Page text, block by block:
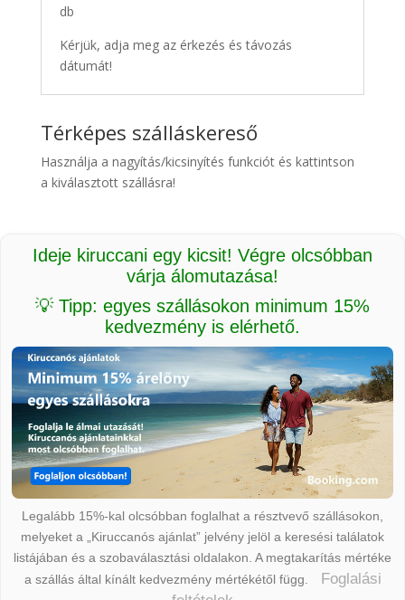
db
Kérjük, adja meg az érkezés és távozás
dátumát!
Térképes szálláskereső
Használja a nagyítás/kicsinyítés funkciót és kattintson
a kiválasztott szállásra!
Ideje kiruccani egy kicsit! Végre olcsóbban
várja álomutazása!
💡 Tipp: egyes szállásokon minimum 15%
kedvezmény is elérhető.
Legalább 15%-kal olcsóbban foglalhat a résztvevő szállásokon,
melyeket a „Kiruccanós ajánlat” jelvény jelöl a keresési találatok
listájában és a szobaválasztási oldalakon. A megtakarítás mértéke
a szállás által kínált kedvezmény mértékétől függ.
Foglalási